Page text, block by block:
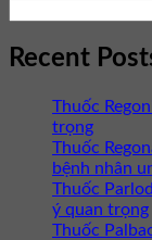
Recent
Thuốc
trọng
Thuốc
bệnh nhân
Thuốc
ý quan trọng
Thuốc